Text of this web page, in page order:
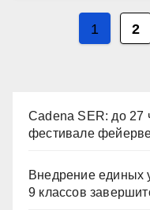
1 2
Cadena SER: до 27
фестивале
Внедрение единых
9 классов